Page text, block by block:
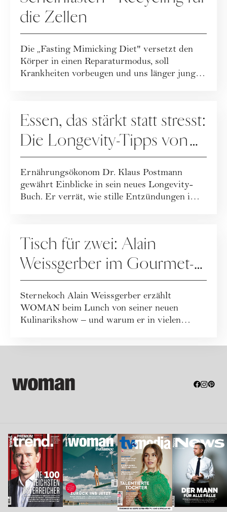
die Zellen
Die „Fasting Mimicking Diet" versetzt den
Körper in einen Reparaturmodus, soll
Krankheiten vorbeugen und uns länger jung
Essen, das stärkt statt stresst:
Die Longevity-Tipps von
Dr. Klaus Postmann
Ernährungsökonom Dr. Klaus Postmann
gewährt Einblicke in sein neues Longevity-
Buch. Er verrät, wie stille Entzündungen im
Tisch für zwei: Alain
Weissgerber im Gourmet-
Talk
Sternekoch Alain Weissgerber erzählt
WOMAN beim Lunch von seiner neuen
Kulinarikshow – und warum er in vielen